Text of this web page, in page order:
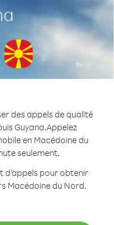
des appels de qualité
Guyana.Appelez
en Macédoine du
seulement.
d’appels pour obtenir
Macédoine du Nord.